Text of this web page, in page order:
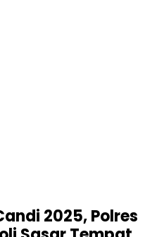
2025, Polres